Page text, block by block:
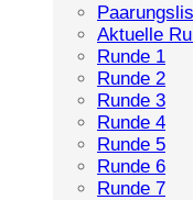
Aktuelle
Runde 1
Runde 2
Runde 3
Runde 4
Runde 5
Runde 6
Runde 7